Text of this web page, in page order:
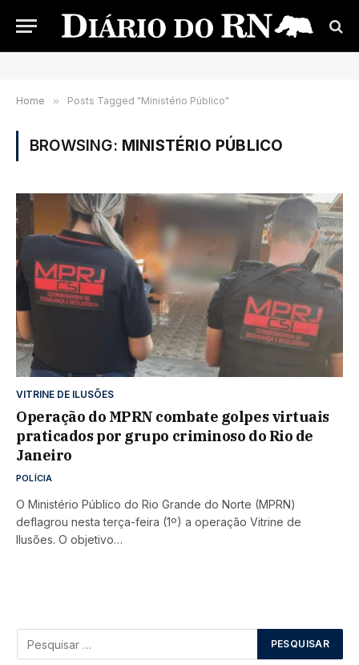
Home » Posts Tagged "Ministério Público"
BROWSING: MINISTÉRIO PÚBLICO
VITRINE DE ILUSÕES
Operação do MPRN combate golpes virtuais
praticados por grupo criminoso do Rio de
Janeiro
POLÍCIA
O Ministério Público do Rio Grande do Norte (MPRN)
deflagrou nesta terça-feira (1º) a operação Vitrine de
Ilusões. O objetivo…